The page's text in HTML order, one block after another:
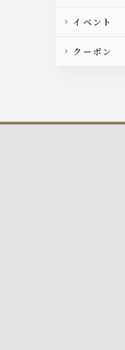
イベント
クーポン